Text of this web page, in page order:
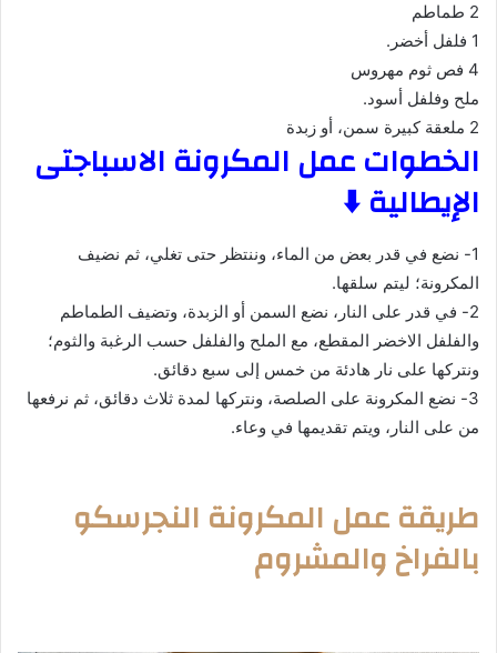
2 طماطم
1 فلفل أخضر.
4 فص ثوم مهروس
ملح وفلفل أسود.
2 ملعقة كبيرة سمن، أو زبدة
الخطوات عمل المكرونة الاسباجتى
الإيطالية ⬇️
1- نضع في قدر بعض من الماء، وننتظر حتى تغلي، ثم نضيف
المكرونة؛ ليتم سلقها.
2- في قدر على النار، نضع السمن أو الزبدة، وتضيف الطماطم
والفلفل الاخضر المقطع، مع الملح والفلفل حسب الرغبة والثوم؛
ونتركها على نار هادئة من خمس إلى سبع دقائق.
3- نضع المكرونة على الصلصة، ونتركها لمدة ثلاث دقائق، ثم نرفعها
من على النار، ويتم تقديمها في وعاء.
طريقة عمل المكرونة النجرسكو
بالفراخ والمشروم